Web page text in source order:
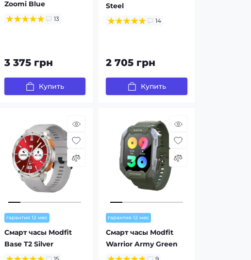
Zoomi Blue
13
3 375 грн
Купить
Steel
14
2 705 грн
Купить
гарантия 12 мес
Смарт часы Modfit
Base T2 Silver
15
гарантия 12 мес
Смарт часы Modfit
Warrior Army Green
9